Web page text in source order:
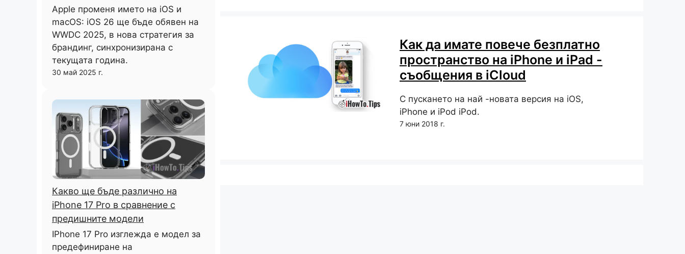
Как да имате повече безплатно
пространство на iPhone и iPad -
съобщения в iCloud
С пускането на най -новата версия на iOS,
iPhone и iPod iPod.
7 юни 2018 г.
Apple променя името на iOS и
macOS: iOS 26 ще бъде обявен на
WWDC 2025, в нова стратегия за
брандинг, синхронизирана с
текущата година.
30 май 2025 г.
Какво ще бъде различно на
iPhone 17 Pro в сравнение с
предишните модели
IPhone 17 Pro изглежда е модел за
предефиниране на